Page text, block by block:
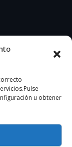
u obtener